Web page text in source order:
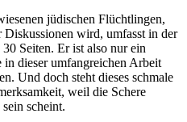
jüdischen Flüchtlingen,
Diskussionen wird, umfasst in der
Seiten. Er ist also nur ein
dieser umfangreichen Arbeit
Und doch steht dieses schmale
weil die Schere
scheint.